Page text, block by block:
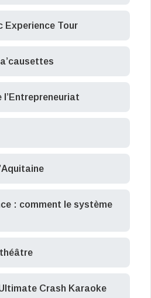
Experience Tour
l’Entrepreneuriat
: comment le système
Crash Karaoke